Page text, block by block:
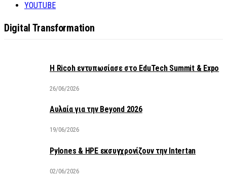
YOUTUBE
Digital Transformation
Η Ricoh εντυπωσίασε στο EduTech Summit & Expo
26/06/2026
Αυλαία για την Beyond 2026
19/06/2026
Pylones & HPE εκσυγχρονίζουν την Intertan
02/06/2026